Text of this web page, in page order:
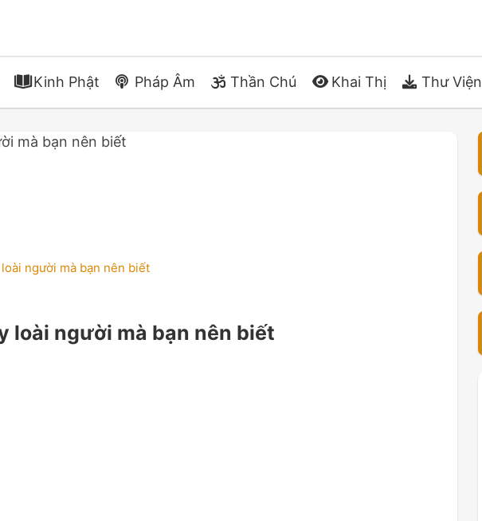
Kinh Phật Pháp Âm Thần Chú Khai Thị Thư Viện
người mà bạn nên biết
loài người mà bạn nên biết